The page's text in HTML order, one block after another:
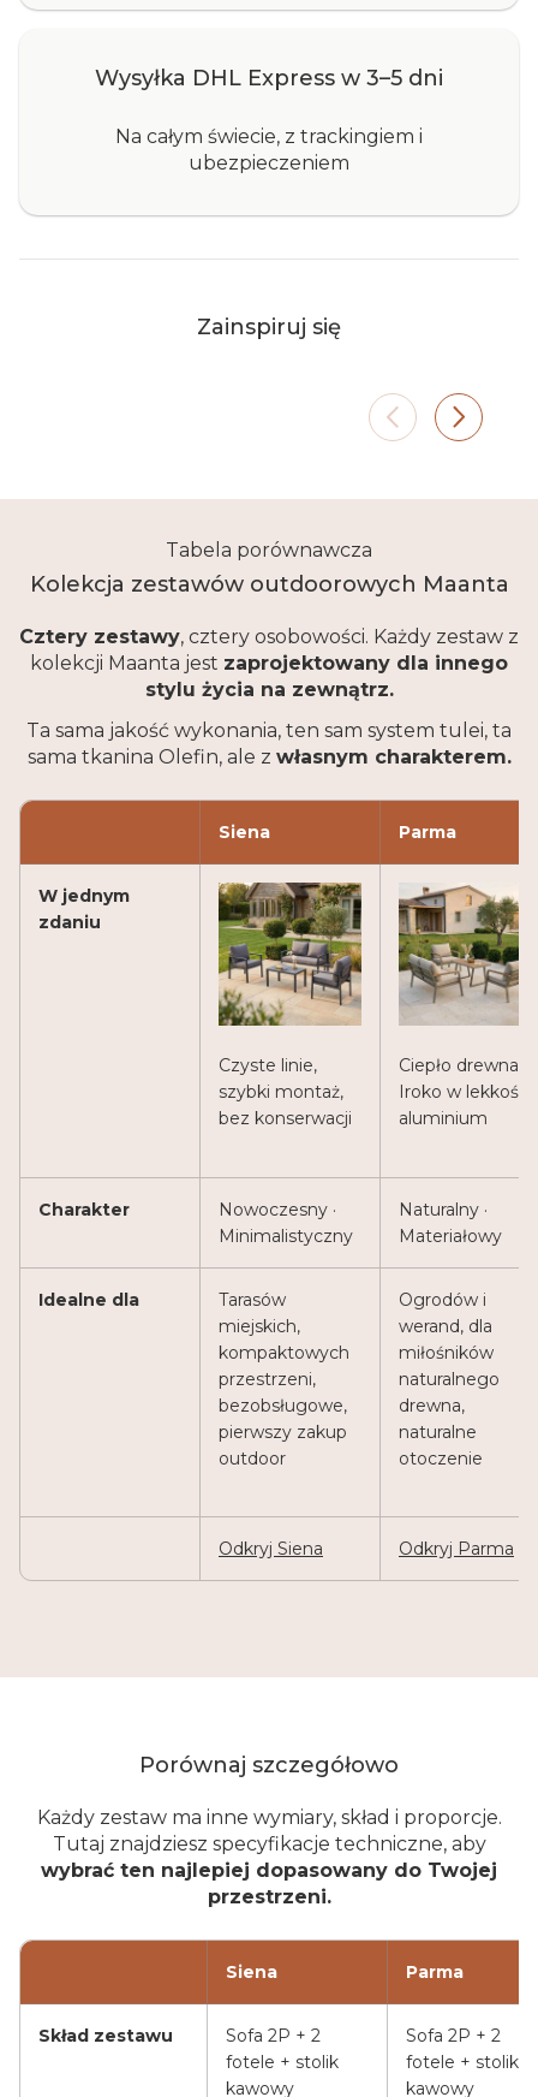
Wysyłka DHL Express w 3–5 dni
Na całym świecie, z trackingiem i
ubezpieczeniem
Zainspiruj się
Olefin są odporne na długotrwałą
Tabela porównawcza
Kolekcja zestawów outdoorowych Maanta
Cztery zestawy, cztery osobowości. Każdy zestaw z
kolekcji Maanta jest zaprojektowany dla innego
stylu życia na zewnątrz.
Ta sama jakość wykonania, ten sam system tulei, ta
sama tkanina Olefin, ale z własnym charakterem.
Siena Parma
W jednym
zdaniu
Czyste linie,
szybki montaż,
bez konserwacji
Ciepło drewna
Iroko w lekkości
aluminium
Charakter
Nowoczesny ·
Minimalistyczny
Naturalny ·
Materiałowy
Idealne dla
Tarasów
miejskich,
kompaktowych
przestrzeni,
bezobsługowe,
pierwszy zakup
outdoor
Ogrodów i
werand, dla
miłośników
naturalnego
drewna,
naturalne
otoczenie
Odkryj Siena Odkryj Parma
Porównaj szczegółowo
Każdy zestaw ma inne wymiary, skład i proporcje.
Tutaj znajdziesz specyfikacje techniczne, aby
wybrać ten najlepiej dopasowany do Twojej
przestrzeni.
Siena Parma
Skład zestawu
Sofa 2P + 2
fotele + stolik
kawowy
Sofa 2P + 2
fotele + stolik
kawowy